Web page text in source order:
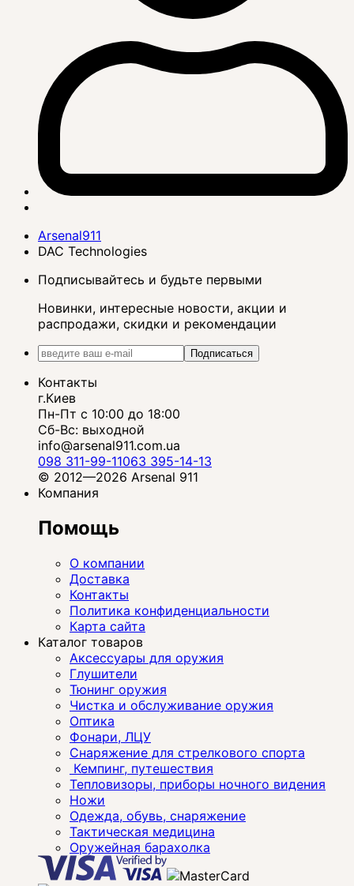
Arsenal911
DAC Technologies
Подписывайтесь и будьте первыми
Новинки, интересные новости, акции и
распродажи, скидки и рекомендации
Подписаться
Контакты
г.Киев
Пн-Пт с 10:00 до 18:00
Сб-Вс: выходной
info@arsenal911.com.ua
098 311-99-11063 395-14-13
© 2012—2026 Arsenal 911
Компания
Помощь
О компании
Доставка
Контакты
Политика конфиденциальности
Карта сайта
Каталог товаров
Аксессуары для оружия
Глушители
Тюнинг оружия
Чистка и обслуживание оружия
Оптика
Фонари, ЛЦУ
Снаряжение для стрелкового спорта
Кемпинг, путешествия
Тепловизоры, приборы ночного видения
Ножи
Одежда, обувь, снаряжение
Тактическая медицина
Оружейная барахолка